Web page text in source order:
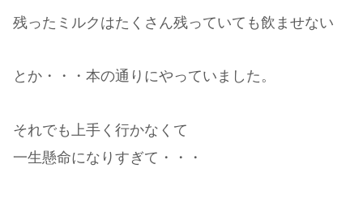
残ったミルクはたくさん残っていても飲ませない
とか・・・本の通りにやっていました。
それでも上手く行かなくて
一生懸命になりすぎて・・・